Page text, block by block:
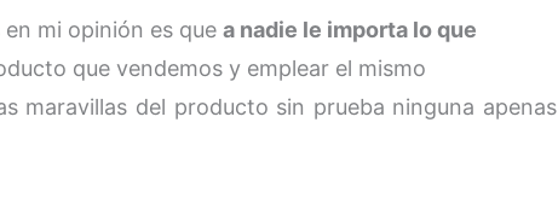
mi opinión es que a nadie le importa lo que
que vendemos y emplear el mismo
maravillas del producto sin prueba ninguna apenas